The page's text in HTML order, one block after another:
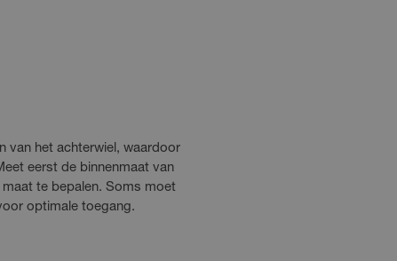
van het achterwiel, waardoor
eerst de binnenmaat van
te bepalen. Soms moet
optimale toegang.